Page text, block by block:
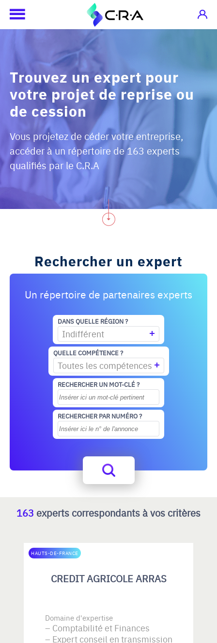
Trouvez un expert pour
votre projet de reprise ou
de cession
Vous projetez de céder votre entreprise,
accéder à un répertoire de 163 experts
qualifiés par le C.R.A
Rechercher un expert
Un répertoire de partenaires experts
DANS QUELLE RÉGION ?
Indifférent
QUELLE COMPÉTENCE ?
Toutes les compétences
RECHERCHER UN MOT-CLÉ ?
RECHERCHER PAR NUMÉRO ?
163 experts correspondants à vos critères
HAUTS-DE-FRANCE
CREDIT AGRICOLE ARRAS
Domaine d'expertise
Comptabilité et Finances
Expert conseil en transmission